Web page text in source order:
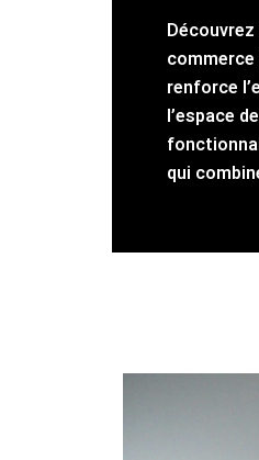
commerce
renforce
l’espace
qui